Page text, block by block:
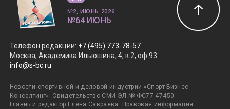
Телефон редакции: +7 (495) 773-78-57
Москва, Академика Ильюшина, 4, к.2, оф.93
info@s-bc.ru
Новости спортивной и деловой индустрии «Спорт Бизнес
Консалтинг». Свидетельство СМИ ЭЛ № ФС77-47450.
Главный редактор Елена Савраева. Правовая информация.
№2, ИЮНЬ 2026
№64 ИЮНЬ